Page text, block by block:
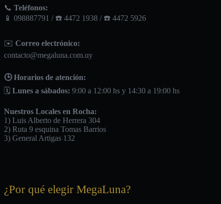
📞 Teléfonos:
📱 098887791 / ☎️ 4472 1938 / ☎️ 4472 5926
✉️ Correo electrónico:
contacto@megaluna.com.uy
🕒 Horarios de atención:
🗓️ Lunes a sábados: 9:00 a 12:00 hs y 14:30 a 19:00 hs
Nuestros Locales en Rocha:
1) Luis Alberto de Herrera 304
2) Ruta 9 esquina Tomas Barrios
3) General Artigas 132
¿Por qué elegir MegaLuna?